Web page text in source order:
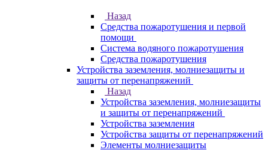
Назад
Средства пожаротушения и первой
помощи
Система водяного пожаротушения
Средства пожаротушения
Устройства заземления, молниезащиты и
защиты от перенапряжений
Назад
Устройства заземления, молниезащиты
и защиты от перенапряжений
Устройства заземления
Устройства защиты от перенапряжений
Элементы молниезащиты